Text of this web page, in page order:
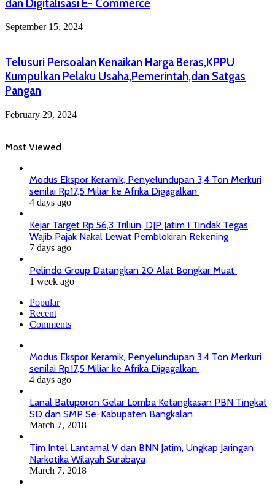
dan Digitalisasi E- Commerce
September 15, 2024
Telusuri Persoalan Kenaikan Harga Beras,KPPU
Kumpulkan Pelaku Usaha,Pemerintah,dan Satgas
Pangan
February 29, 2024
Most Viewed
Modus Ekspor Keramik, Penyelundupan 3,4 Ton Merkuri
senilai Rp17,5 Miliar ke Afrika Digagalkan
4 days ago
Kejar Target Rp.56,3 Triliun, DJP Jatim I Tindak Tegas
Wajib Pajak Nakal Lewat Pemblokiran Rekening
7 days ago
Pelindo Group Datangkan 20 Alat Bongkar Muat
1 week ago
Popular
Recent
Comments
Modus Ekspor Keramik, Penyelundupan 3,4 Ton Merkuri
senilai Rp17,5 Miliar ke Afrika Digagalkan
4 days ago
Lanal Batuporon Gelar Lomba Ketangkasan PBN Tingkat
SD dan SMP Se-Kabupaten Bangkalan
March 7, 2018
Tim Intel Lantamal V dan BNN Jatim, Ungkap Jaringan
Narkotika Wilayah Surabaya
March 7, 2018